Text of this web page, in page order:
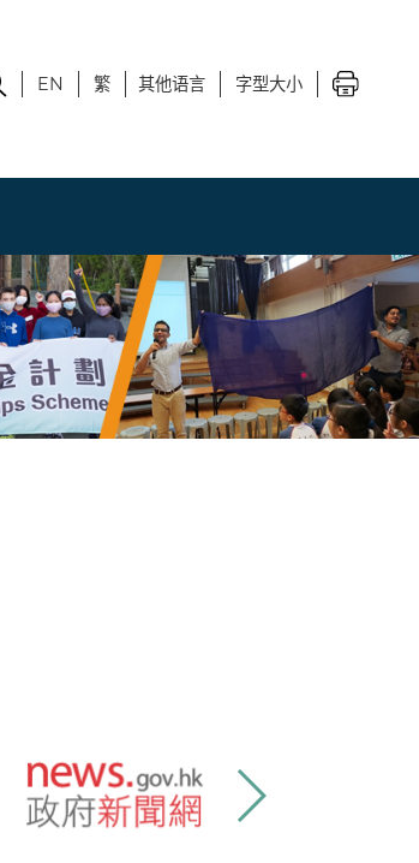
EN 繁 其他语言 字型大小